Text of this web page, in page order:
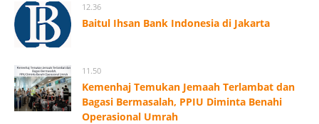
12.36
Baitul Ihsan Bank Indonesia di Jakarta
11.50
Kemenhaj Temukan Jemaah Terlambat dan
Bagasi Bermasalah, PPIU Diminta Benahi
Operasional Umrah